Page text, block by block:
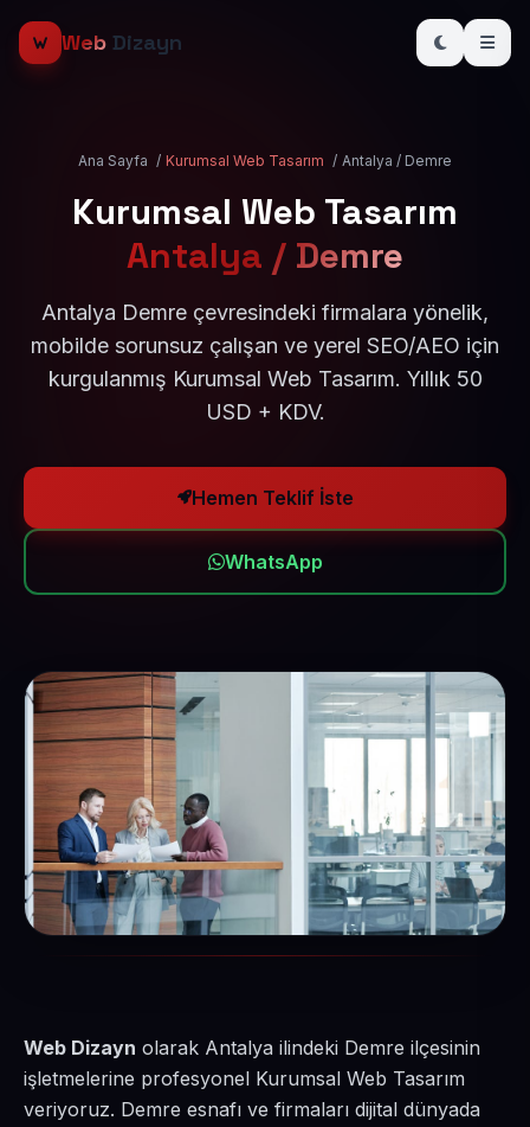
Web Dizayn
Ana Sayfa / Kurumsal Web Tasarım / Antalya / Demre
Kurumsal Web Tasarım
Antalya / Demre
Antalya Demre çevresindeki firmalara yönelik,
mobilde sorunsuz çalışan ve yerel SEO/AEO için
kurgulanmış Kurumsal Web Tasarım. Yıllık 50
USD + KDV.
Hemen Teklif İste
WhatsApp
Web Dizayn olarak Antalya ilindeki Demre ilçesinin
işletmelerine profesyonel Kurumsal Web Tasarım
veriyoruz. Demre esnafı ve firmaları dijital dünyada